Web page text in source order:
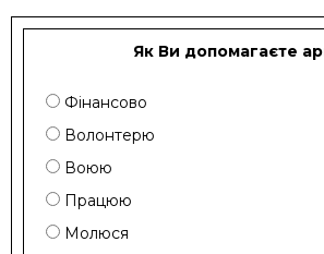
Як Ви допомагаєте
Фінансово
Волонтерю
Воюю
Працюю
Молюся